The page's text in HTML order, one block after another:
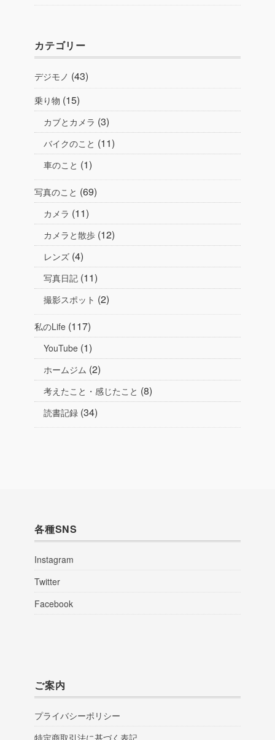
カテゴリー
デジモノ (43)
乗り物 (15)
カブとカメラ (3)
バイクのこと (11)
車のこと (1)
写真のこと (69)
カメラ (11)
カメラと散歩 (12)
レンズ (4)
写真日記 (11)
撮影スポット (2)
私のLife (117)
YouTube (1)
ホームジム (2)
考えたこと・感じたこと (8)
読書記録 (34)
各種SNS
Instagram
Twitter
Facebook
ご案内
プライバシーポリシー